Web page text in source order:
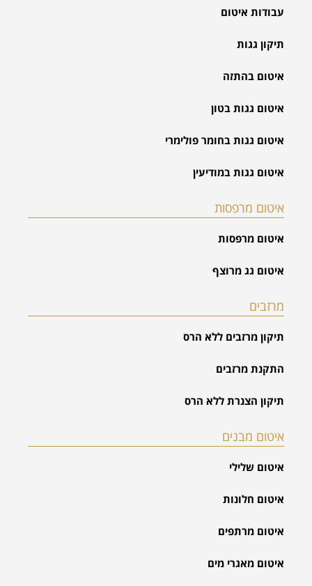
עבודות איטום
תיקון גגות
איטום בהתזה
איטום גגות בטון
איטום גגות בחומר פולימרי
איטום גגות במודיעין
איטום מרפסות
איטום מרפסות
איטום גג מרוצף
מרזבים
תיקון מרזבים ללא הרס
התקנת מרזבים
תיקון הצנרת ללא הרס
איטום מבנים
איטום שלילי
איטום חלונות
איטום מרתפים
איטום מאגרי מים